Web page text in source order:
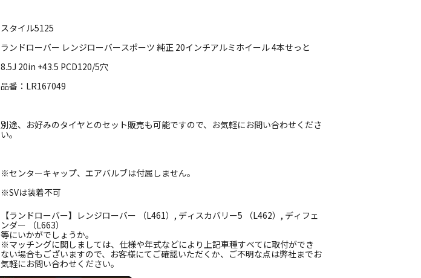
スタイル5125
ランドローバー レンジローバースポーツ 純正 20インチアルミホイール 4本せっと
8.5J 20in +43.5 PCD120/5穴
品番：LR167049
別途、お好みのタイヤとのセット販売も可能ですので、お気軽にお問い合わせくださ
い。
※センターキャップ、エアバルブは付属しません。
※SVは装着不可
【ランドローバー】レンジローバー （L461）, ディスカバリー5 （L462）, ディフェ
ンダー （L663）
等にいかがでしょうか。
※マッチングに関しましては、仕様や年式などにより上記車種すべてに取付ができ
ない場合もございますので、お客様にてご確認いただくか、ご不明な点は弊社までお
気軽にお問い合わせください。